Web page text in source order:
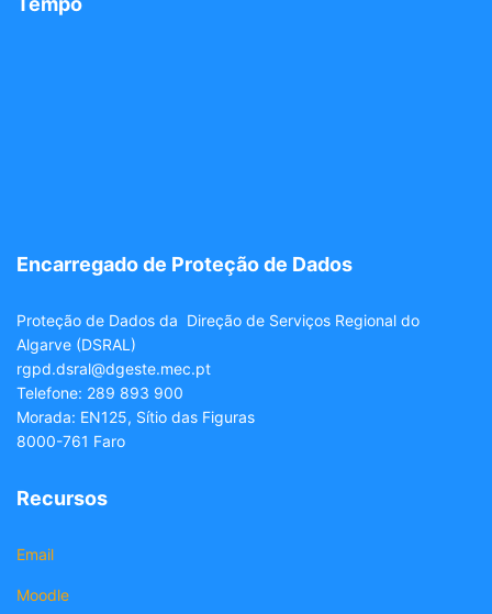
Encarregado de Proteção de Dados
Proteção de Dados da Direção de Serviços Regional do
Algarve (DSRAL)
rgpd.dsral@dgeste.mec.pt
Telefone: 289 893 900
Morada: EN125, Sítio das Figuras
8000-761 Faro
Recursos
Email
Moodle